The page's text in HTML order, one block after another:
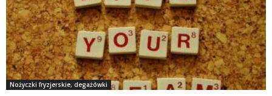
Nożyczki fryzjerskie, degażówki